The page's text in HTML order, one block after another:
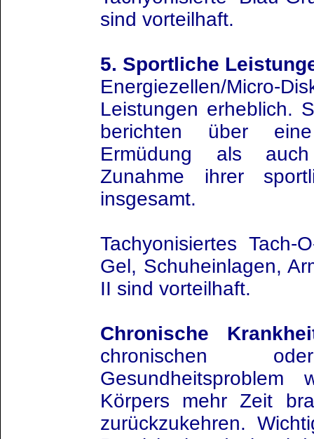
sind vorteilhaft.
5. Sportliche
Energiezellen/Micro-
Leistungen erheblich.
berichten über
Ermüdung als
Zunahme ihrer
insgesamt.
Tachyonisiertes Tach-
Gel, Schuheinlagen,
II sind vorteilhaft.
Chronische
chronischen
Körpers mehr Zeit
zurückzukehren.